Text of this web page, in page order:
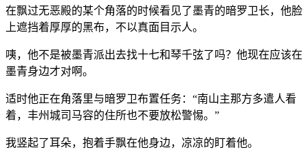
在飘过无恶殿的某个角落的时候看见了墨青的暗罗卫长，他脸
上遮挡着厚厚的黑布，不以真面目示人。
咦，他不是被墨青派出去找十七和琴千弦了吗？他现在应该在
墨青身边才对啊。
适时他正在角落里与暗罗卫布置任务：“南山主那方多遣人看
着，丰州城司马容的住所也不要放松警惕。”
我竖起了耳朵，抱着手飘在他身边，凉凉的盯着他。